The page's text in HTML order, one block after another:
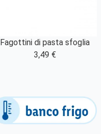
Fagottini di pasta sfoglia
3,49 €